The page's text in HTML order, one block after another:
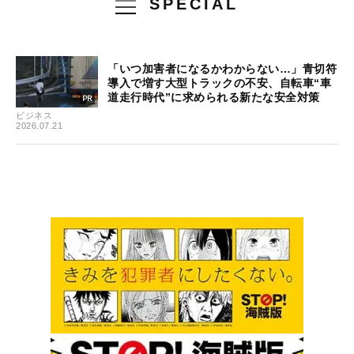
SPECIAL
ビジネス
2026.07.21
「いつ加害者になるかわからない…」青切符
導入で増す大型トラックの不安、自転車“車
道走行時代”に求められる新たな安全対策